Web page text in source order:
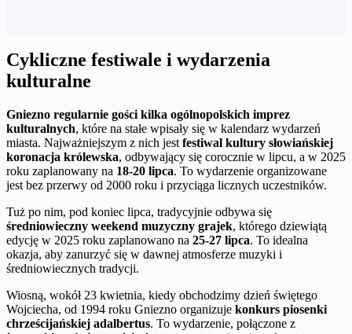
Cykliczne festiwale i wydarzenia
kulturalne
Gniezno regularnie gości kilka ogólnopolskich imprez
kulturalnych, które na stałe wpisały się w kalendarz wydarzeń
miasta. Najważniejszym z nich jest festiwal kultury słowiańskiej
koronacja królewska, odbywający się corocznie w lipcu, a w 2025
roku zaplanowany na 18-20 lipca. To wydarzenie organizowane
jest bez przerwy od 2000 roku i przyciąga licznych uczestników.
Tuż po nim, pod koniec lipca, tradycyjnie odbywa się
średniowieczny weekend muzyczny grajek, którego dziewiątą
edycję w 2025 roku zaplanowano na 25-27 lipca. To idealna
okazja, aby zanurzyć się w dawnej atmosferze muzyki i
średniowiecznych tradycji.
Wiosną, wokół 23 kwietnia, kiedy obchodzimy dzień świętego
Wojciecha, od 1994 roku Gniezno organizuje konkurs piosenki
chrześcijańskiej adalbertus. To wydarzenie, połączone z